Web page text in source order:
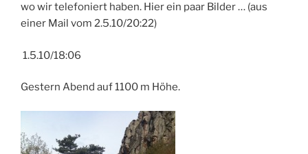
wo wir telefoniert haben. Hier ein paar Bilder … (aus
einer Mail vom 2.5.10/20:22)
1.5.10/18:06
Gestern Abend auf 1100 m Höhe.